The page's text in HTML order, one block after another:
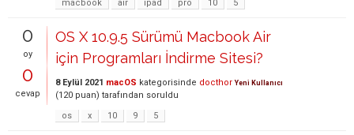
macbook
air ipad pro 10 5
0
oy
0
cevap
OS X 10.9.5 Sürümü Macbook Air
için Programları İndirme Sitesi?
8 Eylül 2021 macOS kategorisinde docthor Yeni Kullanıcı
(120 puan) tarafından soruldu
os
x 10 9 5